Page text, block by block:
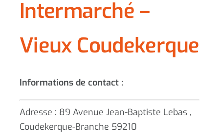
Intermarché –
Vieux Coudekerque
Informations de contact :
Adresse : 89 Avenue Jean-Baptiste Lebas ,
Coudekerque-Branche 59210